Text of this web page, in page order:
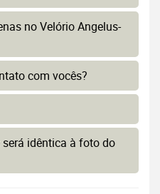
no Velório Angelus-
com vocês?
idêntica à foto do